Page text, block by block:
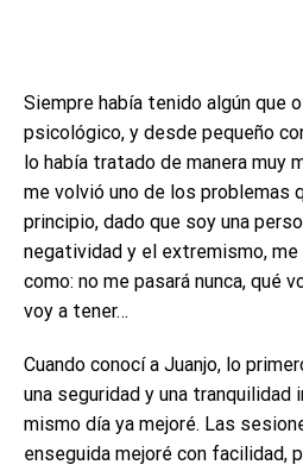
Siempre había tenido algún que
psicológico, y desde pequeño
lo había tratado de manera muy
me volvió uno de los problemas
principio, dado que soy una
negatividad y el extremismo,
como: no me pasará nunca, qué
voy a tener…
Cuando conocí a Juanjo, lo
una seguridad y una
mismo día ya mejoré. Las
enseguida mejoré con facilidad,